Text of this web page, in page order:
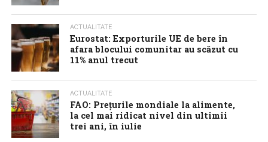
ACTUALITATE
Eurostat: Exporturile UE de bere în
afara blocului comunitar au scăzut cu
11% anul trecut
ACTUALITATE
FAO: Prețurile mondiale la alimente,
la cel mai ridicat nivel din ultimii
trei ani, în iulie